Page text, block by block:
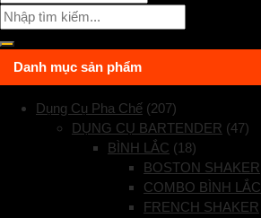
Danh mục sản phẩm
Dụng Cụ Pha Chế (207)
DỤNG CỤ BARTENDER (47)
BÌNH LẮC (18)
BOSTON SHAKER
COMBO BÌNH LẮC
FRENCH SHAKER